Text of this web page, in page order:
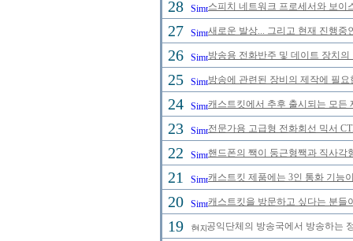
28 스피치 네트워크 프로세서와 보
27 새로운 발상... 그리고 현재 진행중
26 방송용 전화반주 및 데이트 장치
25 방송에 관련된 장비의 제작에 필
24 캐스트킷에서 추후 출시되는 모
23 전문가용 고급형 전화회선 믹서
22 핸드폰의 짹이 둥근형짹과 직사각
21 캐스트킷 제품에는 3인 통화 기능
20 캐스트킷을 방문하고 싶다는 분
19 공익단체의 방송국에서 방송하는